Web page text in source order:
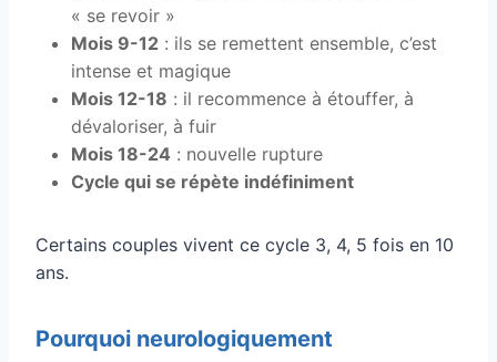
« se revoir »
Mois 9-12 : ils se remettent ensemble, c’est
intense et magique
Mois 12-18 : il recommence à étouffer, à
dévaloriser, à fuir
Mois 18-24 : nouvelle rupture
Cycle qui se répète indéfiniment
Certains couples vivent ce cycle 3, 4, 5 fois en 10
ans.
Pourquoi neurologiquement